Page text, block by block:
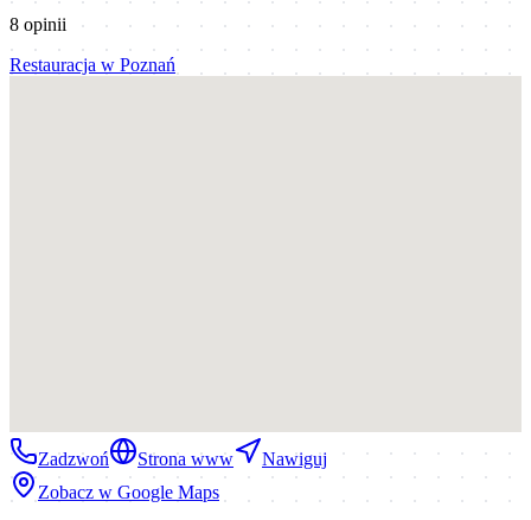
8 opinii
Restauracja w Poznań
Zadzwoń Strona www
Nawiguj
Zobacz w Google Maps